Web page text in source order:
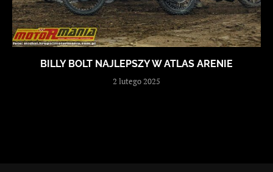
BILLY BOLT NAJLEPSZY W ATLAS ARENIE
2 lutego 2025